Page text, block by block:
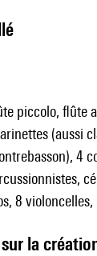
piccolo, flûte
(aussi
4
8 violoncelles,
la